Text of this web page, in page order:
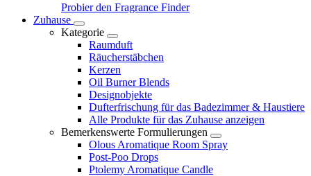
Probier den Fragrance Finder
Zuhause
Kategorie
Raumduft
Räucherstäbchen
Kerzen
Oil Burner Blends
Designobjekte
Dufterfrischung für das Badezimmer & Haustiere
Alle Produkte für das Zuhause anzeigen
Bemerkenswerte Formulierungen
Olous Aromatique Room Spray
Post-Poo Drops
Ptolemy Aromatique Candle